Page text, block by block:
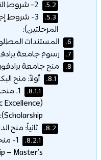
5.2.
5.3.
3- شروط
المرحلتين):
6. المستندات
7. رسوم جامعة برادفورد
8. منح جامعة
8.1. أولاً: منح
8.1.1.
1.
Excellence
Scholarship):
8.2. ثانياً: منح
8.2.1.
– Master’s)